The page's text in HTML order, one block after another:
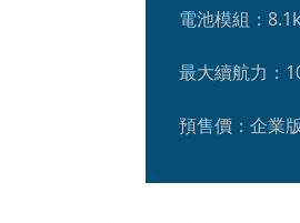
電池模組：
最大續航力：
預售價：企業